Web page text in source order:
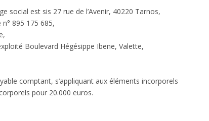
social est sis 27 rue de l’Avenir, 40220 Tarnos,
895 175 685,
Boulevard Hégésippe Ibene, Valette,
comptant, s’appliquant aux éléments incorporels
pour 20.000 euros.